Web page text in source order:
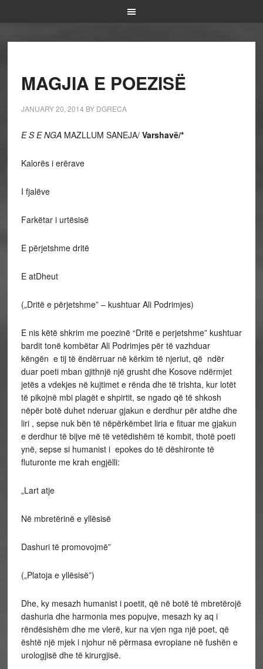
MAGJIA E POEZISË
JANUARY 20, 2014 BY DGRECA
E S E NGAMAZLLUM SANEJA/Varshavë/*
Kalorës i erërave
I fjalëve
Farkëtar i urtësisë
E përjetshme dritë
E atDheut
(„Dritë e përjetshme” – kushtuar Ali Podrimjes)
E nis këtë shkrim me poezinë “Dritë e perjetshme” kushtuar
bardit tonë kombëtar Ali Podrimjes për të vazhduar
këngën e tij të ëndërruar në kërkim të njeriut, që ndër
duar poeti mban gjithnjë një grusht dhe Kosove ndërmjet
jetës a vdekjes në kujtimet e rënda dhe të trishta, kur lotët
të pikojnë mbi plagët e shpirtit, se ngado që të shkosh
nëpër botë duhet nderuar gjakun e derdhur për atdhe dhe
liri , sepse nuk bën të nëpërkëmbet liria e fituar me gjakun
e derdhur të bijve më të vetëdishëm të kombit, thotë poeti
ynë, sepse si humanist i epokes do të dëshironte të
fluturonte me krah engjëlli:
„Lart atje
Në mbretërinë e yllësisë
Dashuri të promovojmë”
(„Platoja e yllësisë”)
Dhe, ky mesazh humanist i poetit, që në botë të mbretërojë
dashuria dhe harmonia mes popujve, mesazh ky aq i
rëndësishëm dhe me vlerë, kur na vjen nga një poet, që
është një mjek i njohur në përmasa evropiane në fushën e
urologjisë dhe të kirurgjisë.